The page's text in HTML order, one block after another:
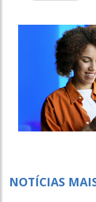
NOTÍCIAS